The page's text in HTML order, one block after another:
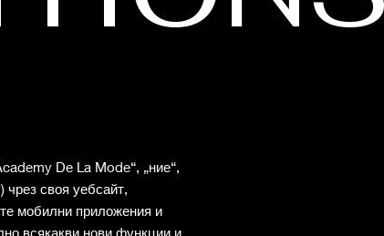
De La Mode“, „ние“,
чрез своя уебсайт,
мобилни приложения и
всякакви нови функции и